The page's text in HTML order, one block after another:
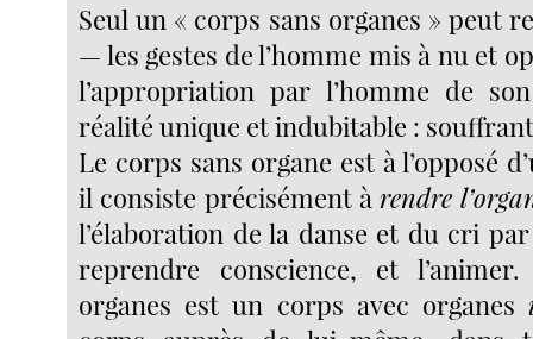
Seul un « corps sans organes » peut
— les gestes de l’homme mis à nu et
l’appropriation par l’homme de
réalité unique et indubitable :
Le corps sans organe est à l’opposé
il consiste précisément àrendre
l’élaboration de la danse et du cri
reprendre conscience, et
organes est un corps avec organes